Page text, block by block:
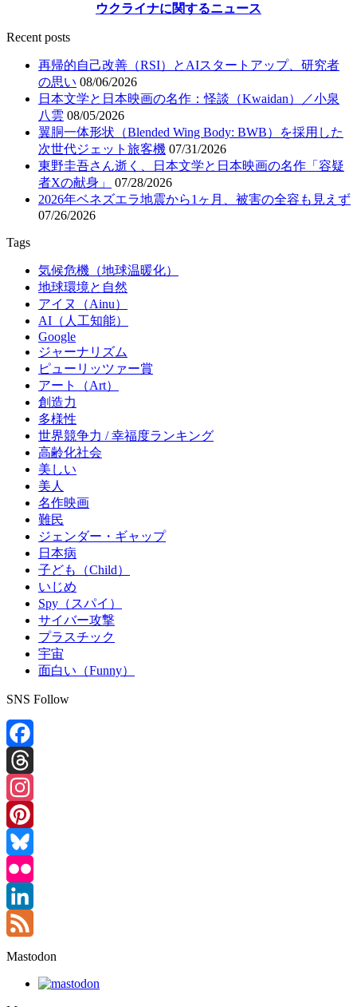
ウクライナに関するニュース
Recent posts
再帰的自己改善（RSI）とAIスタートアップ、研究者
の思い 08/06/2026
日本文学と日本映画の名作：怪談（Kwaidan）／小泉
八雲 08/05/2026
翼胴一体形状（Blended Wing Body: BWB）を採用した
次世代ジェット旅客機 07/31/2026
東野圭吾さん逝く、日本文学と日本映画の名作「容疑
者Xの献身」
07/28/2026
2026年ベネズエラ地震から1ヶ月、被害の全容も見えず
07/26/2026
Tags
気候危機（地球温暖化）
地球環境と自然
アイヌ（Ainu）
AI（人工知能）
Google
ジャーナリズム
ピューリッツァー賞
アート（Art）
創造力
多様性
世界競争力 / 幸福度ランキング
高齢化社会
美しい
美人
名作映画
難民
ジェンダー・ギャップ
日本病
子ども（Child）
いじめ
Spy（スパイ）
サイバー攻撃
プラスチック
宇宙
面白い（Funny）
SNS Follow
Facebook
Threads
Instagram
Pinterest
Bluesky
Flickr
LinkedIn
Feed
Mastodon